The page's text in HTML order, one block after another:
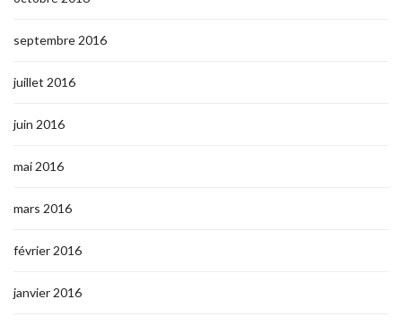
septembre 2016
juillet 2016
juin 2016
mai 2016
mars 2016
février 2016
janvier 2016